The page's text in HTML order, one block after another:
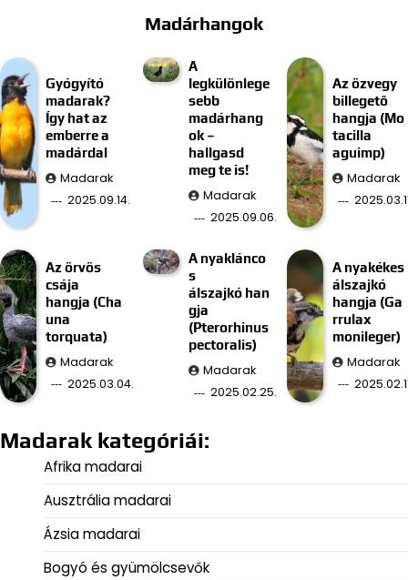
Madárhangok
Gyógyító
madarak?
Így hat az
emberre a
madárdal
Madarak
2025.09.14.
A
legkülönlege
sebb
madárhang
ok –
hallgasd
meg te is!
Madarak
2025.09.06.
Az özvegy
billegető
hangja (Mo
tacilla
aguimp)
Madarak
Az örvös
csája
hangja (Cha
una
torquata)
Madarak
2025.03.04.
A nyaklánco
s
álszajkó han
gja
(Pterorhinus
pectoralis)
Madarak
2025.02.25.
A nyakékes
álszajkó
hangja (Ga
rrulax
monileger)
Madarak
Madarak kategóriái:
Afrika madarai
Ausztrália madarai
Ázsia madarai
Bogyó és gyümölcsevők